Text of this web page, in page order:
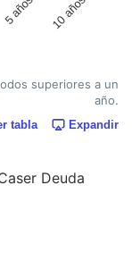
5 años 10 años
superiores a un
año.
tabla Expandir
Deuda